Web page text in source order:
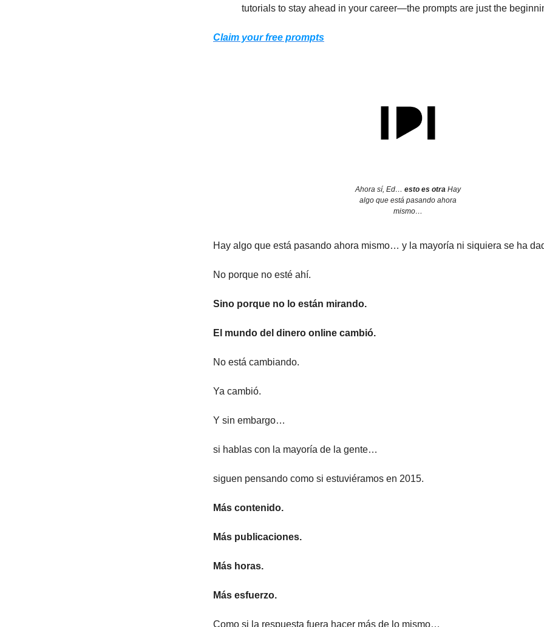
tutorials to stay ahead in your career—the prompts are just the
Claim your free prompts
Ahora sí, Ed… esto es otra Hay
algo que está pasando ahora
mismo…
Hay algo que está pasando ahora mismo… y la mayoría ni siquiera se ha
No porque no esté ahí.
Sino porque no lo están mirando.
El mundo del dinero online cambió.
No está cambiando.
Ya cambió.
Y sin embargo…
si hablas con la mayoría de la gente…
siguen pensando como si estuviéramos en 2015.
Más contenido.
Más publicaciones.
Más horas.
Más esfuerzo.
Como si la respuesta fuera hacer más de lo mismo…